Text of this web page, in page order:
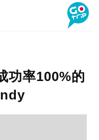
功率100%的